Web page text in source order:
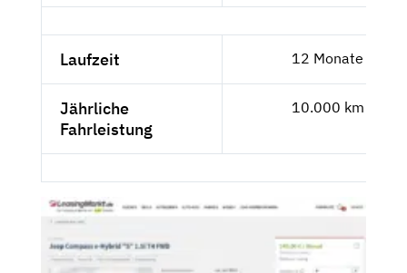
Laufzeit 12 Monate
Jährliche
Fahrleistung
10.000 km